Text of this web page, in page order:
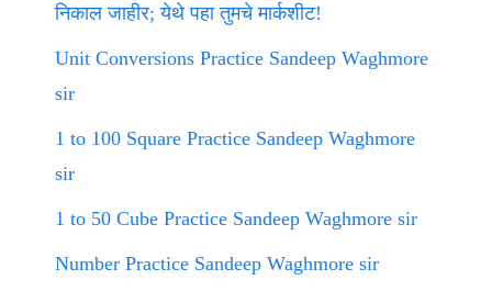
निकाल जाहीर; येथे पहा तुमचे मार्कशीट!
Unit Conversions Practice Sandeep Waghmore
sir
1 to 100 Square Practice Sandeep Waghmore
sir
1 to 50 Cube Practice Sandeep Waghmore sir
Number Practice Sandeep Waghmore sir